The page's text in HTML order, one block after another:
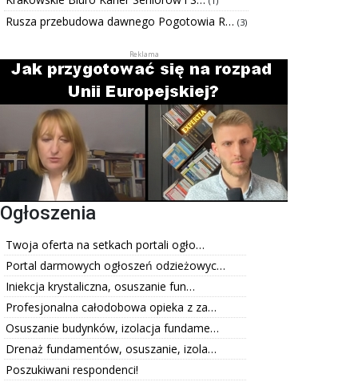
Rusza przebudowa dawnego Pogotowia R… (3)
Ogłoszenia
Twoja oferta na setkach portali ogło…
Portal darmowych ogłoszeń odzieżowyc…
Iniekcja krystaliczna, osuszanie fun…
Profesjonalna całodobowa opieka z za…
Osuszanie budynków, izolacja fundame…
Drenaż fundamentów, osuszanie, izola…
Poszukiwani respondenci!